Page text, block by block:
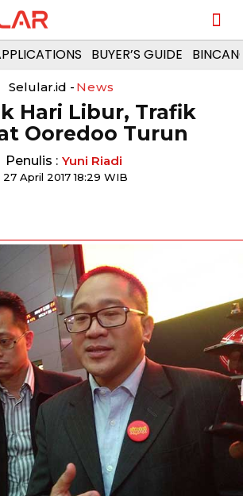
BUYER’S GUIDE
Selular.id - News
Hari Libur, Trafik
Ooredoo Turun
Penulis : Yuni Riadi
27 April 2017 18:29 WIB